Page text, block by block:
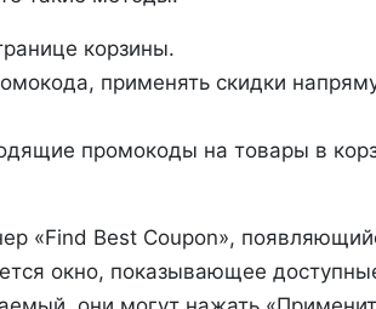
корзины.
применять скидки
промокоды на товары в
«Find Best Coupon»,
окно, показывающее